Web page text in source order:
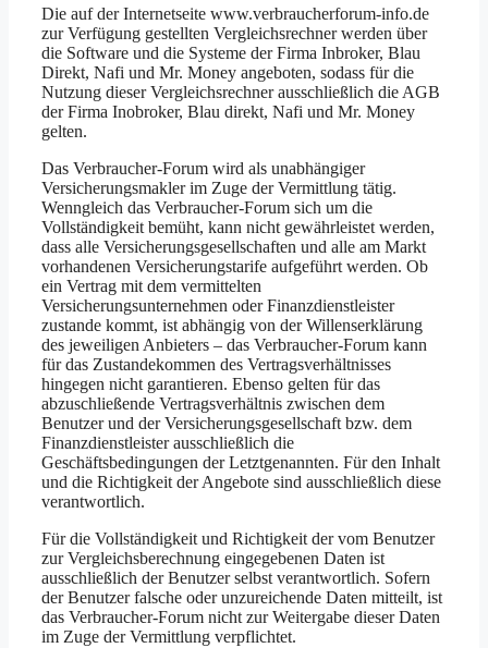
Die auf der Internetseite www.verbraucherforum-info.de
zur Verfügung gestellten Vergleichsrechner werden über
die Software und die Systeme der Firma Inbroker, Blau
Direkt, Nafi und Mr. Money angeboten, sodass für die
Nutzung dieser Vergleichsrechner ausschließlich die AGB
der Firma Inobroker, Blau direkt, Nafi und Mr. Money
gelten.
Das Verbraucher-Forum wird als unabhängiger
Versicherungsmakler im Zuge der Vermittlung tätig.
Wenngleich das Verbraucher-Forum sich um die
Vollständigkeit bemüht, kann nicht gewährleistet werden,
dass alle Versicherungsgesellschaften und alle am Markt
vorhandenen Versicherungstarife aufgeführt werden. Ob
ein Vertrag mit dem vermittelten
Versicherungsunternehmen oder Finanzdienstleister
zustande kommt, ist abhängig von der Willenserklärung
des jeweiligen Anbieters – das Verbraucher-Forum kann
für das Zustandekommen des Vertragsverhältnisses
hingegen nicht garantieren. Ebenso gelten für das
abzuschließende Vertragsverhältnis zwischen dem
Benutzer und der Versicherungsgesellschaft bzw. dem
Finanzdienstleister ausschließlich die
Geschäftsbedingungen der Letztgenannten. Für den Inhalt
und die Richtigkeit der Angebote sind ausschließlich diese
verantwortlich.
Für die Vollständigkeit und Richtigkeit der vom Benutzer
zur Vergleichsberechnung eingegebenen Daten ist
ausschließlich der Benutzer selbst verantwortlich. Sofern
der Benutzer falsche oder unzureichende Daten mitteilt, ist
das Verbraucher-Forum nicht zur Weitergabe dieser Daten
im Zuge der Vermittlung verpflichtet.